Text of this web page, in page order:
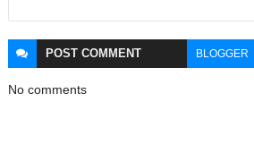
POST COMMENT BLOGGER
No comments